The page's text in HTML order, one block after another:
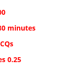
minutes
0.25